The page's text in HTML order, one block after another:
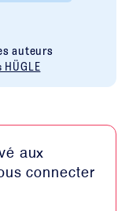
auteurs
HÜGLE
aux
connecter